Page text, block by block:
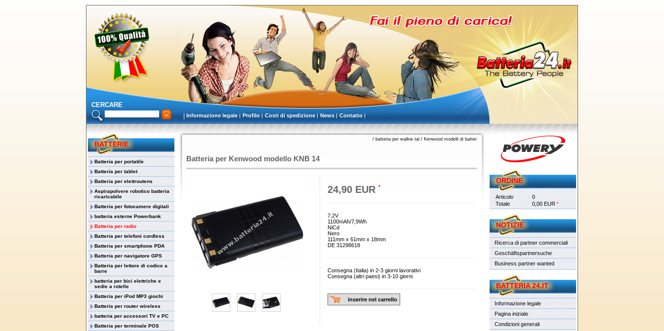
CERCARE
BATTERIE
Batteria per portatile
Batteria per tablet
Batteria per elettroutens
Aspirapolvere robotico batteria
ricaricabile
Batteria per fotocamere digitali
batteria esterne Powerbank
Batteria per radio
Batteria per telefoni cordless
Batteria per smartphone PDA
Batteria per navigatore GPS
Batteria per lettore di codice a
barre
batteria per bici elettriche e
sedie a rotelle
Batteria per iPod MP3 giochi
Batteria per router wireless
batteria per accessori TV e PC
Batteria per terminale POS
/ batteria per walkie tal / Kenwood modelli di batter
Batteria per Kenwood modello KNB 14
24,90 EUR *
7,2V
1100mAh/7,9Wh
NiCd
Nero
111mm x 61mm x 18mm
DE 31298618
Consegna (Italia) in 2-3 giorni lavorativi
Consegna (altri paesi) in 3-10 giorni
inserire nel carrello
ORDINE
Articolo
0
Totale
0,00 EUR*
NOTIZIE
Ricerca di partner commerciali
Geschäftspartnersuche
Business partner wanted
BATTERIA 24.IT
Informazione legale
Pagina iniziale
Condizioni generali
Informazione legale Profilo Costi di spedizione News Contatto